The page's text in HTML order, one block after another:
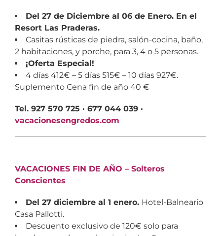
Del 27 de Diciembre al 06 de Enero. En el
Resort Las Praderas.
Casitas rústicas de piedra, salón-cocina, baño,
2 habitaciones, y porche, para 3, 4 o 5 personas.
¡Oferta Especial!
4 días 412€ – 5 días 515€ – 10 días 927€.
Suplemento Cena fin de año 40 €
Tel. 927 570 725 · 677 044 039 ·
vacacionesengredos.com
VACACIONES FIN DE AÑO – Solteros
Conscientes
Del 27 diciembre al 1 enero. Hotel-Balneario
Casa Pallotti.
Descuento exclusivo de 120€ solo para